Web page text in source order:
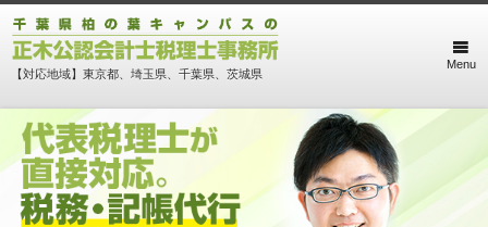
【対応地域】東京都、埼玉県、千葉県、茨城県
Menu